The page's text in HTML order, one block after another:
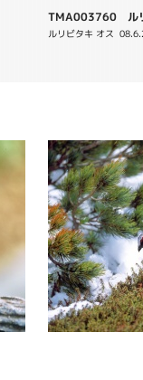
TMA003760 ル
ルリビタキ オス